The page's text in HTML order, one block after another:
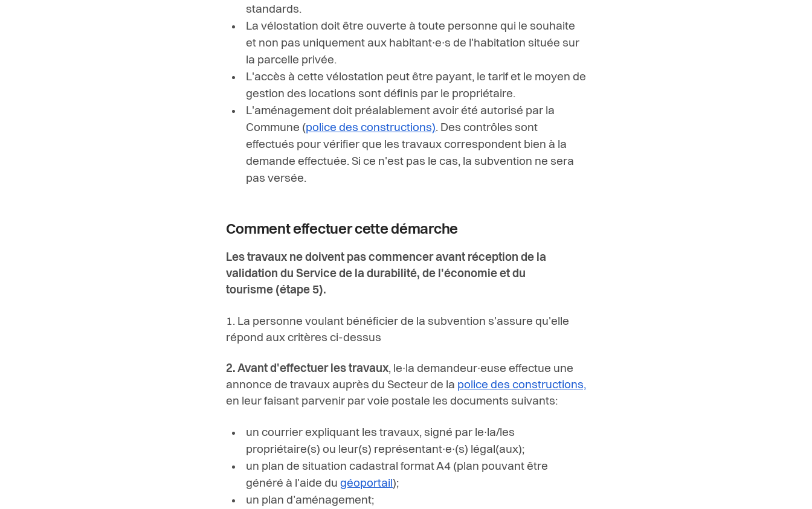
standards.
La vélostation doit être ouverte à toute personne qui le souhaite
et non pas uniquement aux habitant∙e∙s de l'habitation située sur
la parcelle privée.
L'accès à cette vélostation peut être payant, le tarif et le moyen de
gestion des locations sont définis par le propriétaire.
L'aménagement doit préalablement avoir été autorisé par la
Commune (police des constructions). Des contrôles sont
effectués pour vérifier que les travaux correspondent bien à la
demande effectuée. Si ce n'est pas le cas, la subvention ne sera
pas versée.
Comment effectuer cette démarche
Les travaux ne doivent pas commencer avant réception de la
validation du Service de la durabilité, de l'économie et du
tourisme (étape 5).
1. La personne voulant bénéficier de la subvention s'assure qu'elle
répond aux critères ci-dessus
2. Avant d'effectuer les travaux, le∙la demandeur∙euse effectue une
annonce de travaux auprès du Secteur de la police des constructions,
en leur faisant parvenir par voie postale les documents suivants:
un courrier expliquant les travaux, signé par le∙la/les
propriétaire(s) ou leur(s) représentant∙e∙(s) légal(aux);
un plan de situation cadastral format A4 (plan pouvant être
généré à l'aide dugéoportail );
un plan d’aménagement;